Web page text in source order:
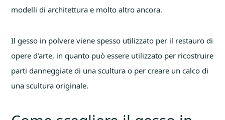
modelli di architettura e molto altro ancora.
Il gesso in polvere viene spesso utilizzato per il restauro di
opere d’arte, in quanto può essere utilizzato per ricostruire
parti danneggiate di una scultura o per creare un calco di
una scultura originale.